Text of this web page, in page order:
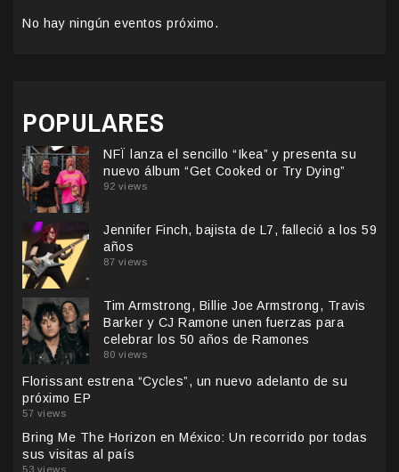
No hay ningún eventos próximo.
POPULARES
NFÏ lanza el sencillo “Ikea” y presenta su
nuevo álbum “Get Cooked or Try Dying”
92 views
Jennifer Finch, bajista de L7, falleció a los 59
años
87 views
Tim Armstrong, Billie Joe Armstrong, Travis
Barker y CJ Ramone unen fuerzas para
celebrar los 50 años de Ramones
80 views
Florissant estrena “Cycles”, un nuevo adelanto de su
próximo EP
57 views
Bring Me The Horizon en México: Un recorrido por todas
sus visitas al país
53 views